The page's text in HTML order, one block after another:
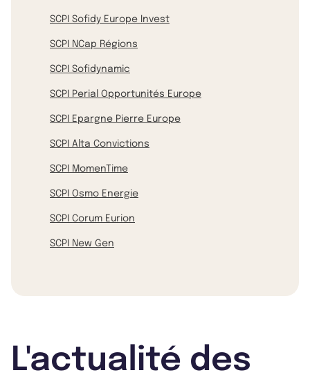
SCPI Sofidy Europe Invest
SCPI NCap Régions
SCPI Sofidynamic
SCPI Perial Opportunités Europe
SCPI Epargne Pierre Europe
SCPI Alta Convictions
SCPI MomenTime
SCPI Osmo Energie
SCPI Corum Eurion
SCPI New Gen
L'actualité des